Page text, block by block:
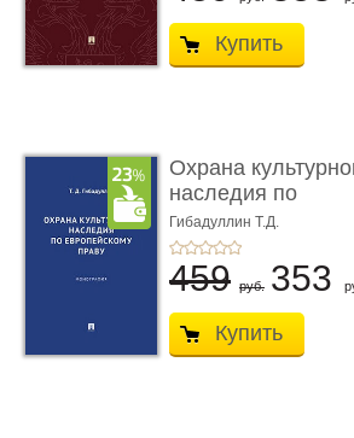
Купить
Охрана
наследия по
европейскому п ...
Гибадуллин Т.Д.
459 руб. 353
Купить